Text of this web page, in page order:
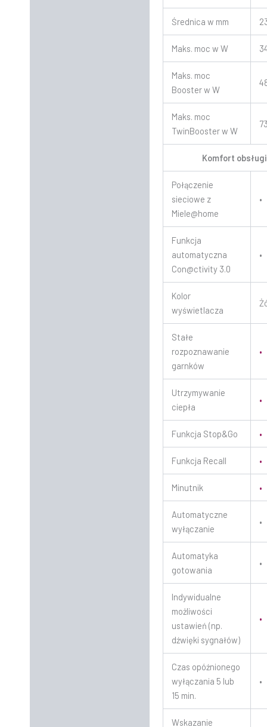
Średnica w mm
Maks. moc w W
Maks. moc
Booster w W
Maks. moc
TwinBooster w W
Komfort obsługi
Połączenie
sieciowe z
Miele@home
•
Funkcja
automatyczna
Con@ctivity 3.0
•
Kolor
wyświetlacza
Stałe
rozpoznawanie
garnków
•
Utrzymywanie
ciepła
•
Funkcja Stop&Go •
Funkcja Recall •
Minutnik •
Automatyczne
wyłączanie
•
Automatyka
gotowania
•
Indywidualne
możliwości
ustawień (np.
dźwięki sygnałów)
•
Czas opóźnionego
wyłączania 5 lub
15 min.
•
Wskazanie